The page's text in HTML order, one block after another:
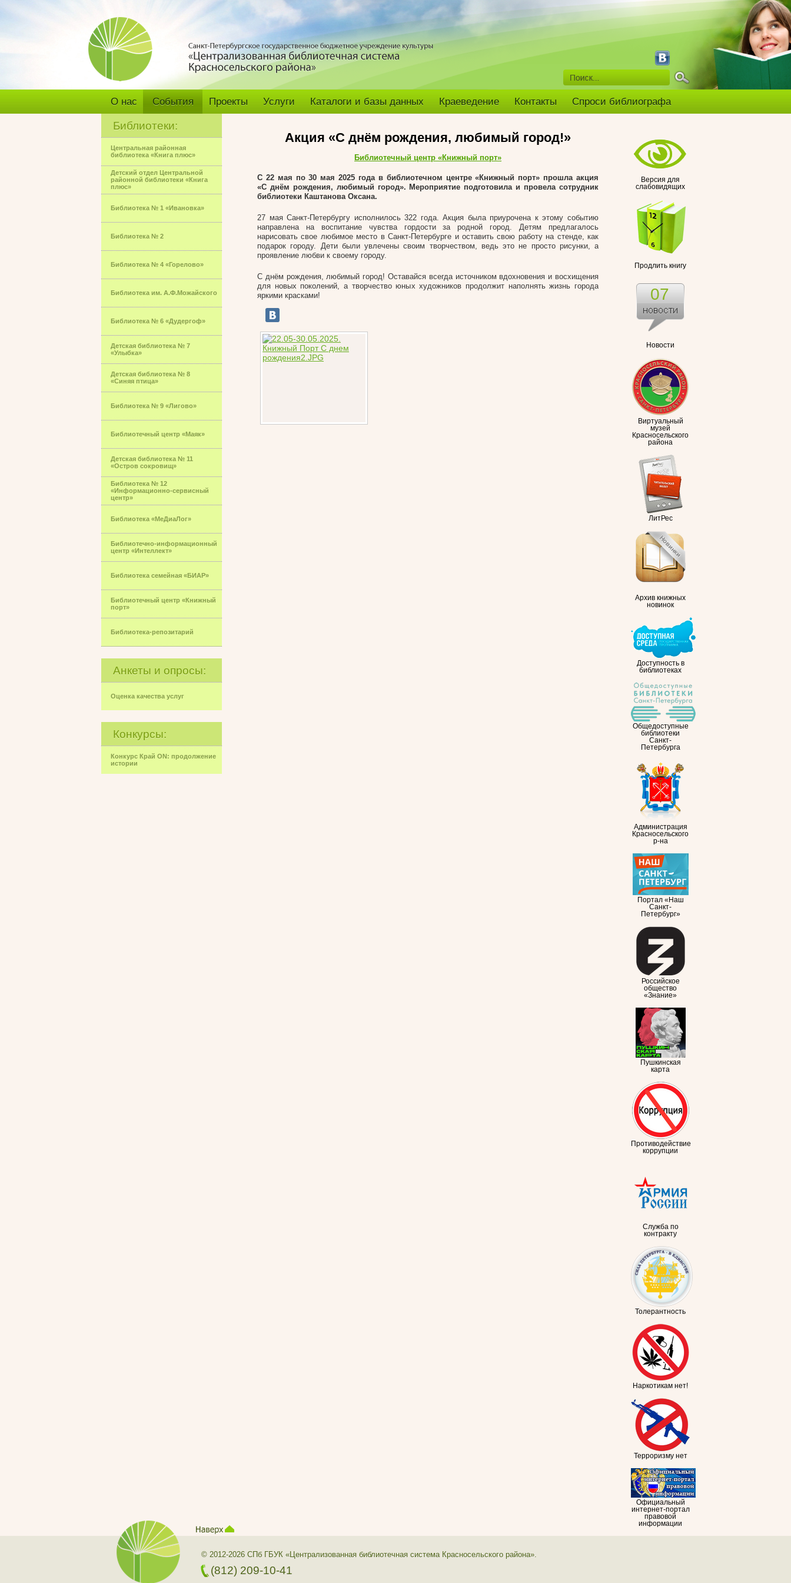
О нас События Проекты Услуги Каталоги и базы данных Краеведение Контакты Спроси библиографа
Библиотеки:
Центральная районная
библиотека «Книга плюс»
Детский отдел Центральной
районной библиотеки «Книга
плюс»
Библиотека № 1 «Ивановка»
Библиотека № 2
Библиотека № 4 «Горелово»
Библиотека им. А.Ф.Можайского
Библиотека № 6 «Дудергоф»
Детская библиотека № 7
«Улыбка»
Детская библиотека № 8
«Синяя птица»
Библиотека № 9 «Лигово»
Библиотечный центр «Маяк»
Детская библиотека № 11
«Остров сокровищ»
Библиотека № 12
«Информационно-сервисный
центр»
Библиотека «МеДиаЛог»
Библиотечно-информационный
центр «Интеллект»
Библиотека семейная «БИАР»
Библиотечный центр «Книжный
порт»
Библиотека-репозитарий
Анкеты и опросы:
Оценка качества услуг
Конкурсы:
Конкурс Край ON: продолжение
истории
Версия для
слабовидящих
Продлить книгу
Новости
07
Виртуальный
музей
Красносельского
района
ЛитРес
Архив книжных
новинок
Доступность в
библиотеках
Общедоступные
библиотеки
Санкт-
Петербурга
Администрация
Красносельского
р-на
Портал «Наш
Санкт-
Петербург»
Российское
общество
«Знание»
Пушкинская
карта
Противодействие
коррупции
Служба по
контракту
Толерантность
Наркотикам нет!
Терроризму нет
Официальный
интернет-портал
правовой
информации
Акция «С днём рождения, любимый город!»
Библиотечный центр «Книжный порт»
С 22 мая по 30 мая 2025 года в библиотечном центре «Книжный порт» прошла акция
«С днём рождения, любимый город». Мероприятие подготовила и провела сотрудник
библиотеки Каштанова Оксана.
27 мая Санкт-Петербургу исполнилось 322 года. Акция была приурочена к этому событию
направлена на воспитание чувства гордости за родной город. Детям предлагалось
нарисовать свое любимое место в Санкт-Петербурге и оставить свою работу на стенде, как
подарок городу. Дети были увлечены своим творчеством, ведь это не просто рисунки, а
проявление любви к своему городу.
С днём рождения, любимый город! Оставайся всегда источником вдохновения и восхищения
для новых поколений, а творчество юных художников продолжит наполнять жизнь города
яркими красками!
© 2012-2026 СПб ГБУК «Централизованная библиотечная система Красносельского района».
(812) 209-10-41